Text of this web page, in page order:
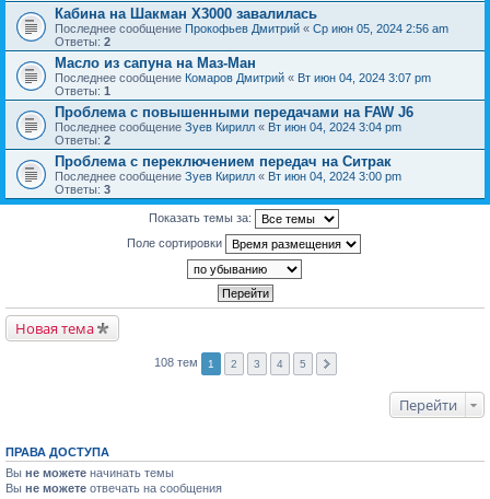
Кабина на Шакман Х3000 завалилась
Последнее сообщение Прокофьев Дмитрий « Ср июн 05, 2024 2:56 am
Ответы: 2
Масло из сапуна на Маз-Ман
Последнее сообщение Комаров Дмитрий « Вт июн 04, 2024 3:07 pm
Ответы: 1
Проблема с повышенными передачами на FAW J6
Последнее сообщение Зуев Кирилл « Вт июн 04, 2024 3:04 pm
Ответы: 2
Проблема с переключением передач на Ситрак
Последнее сообщение Зуев Кирилл « Вт июн 04, 2024 3:00 pm
Ответы: 3
Показать темы за:
Поле сортировки
Новая тема
108 тем 1 2 3 4 5
Перейти
ПРАВА ДОСТУПА
Вы не можете начинать темы
Вы не можете отвечать на сообщения